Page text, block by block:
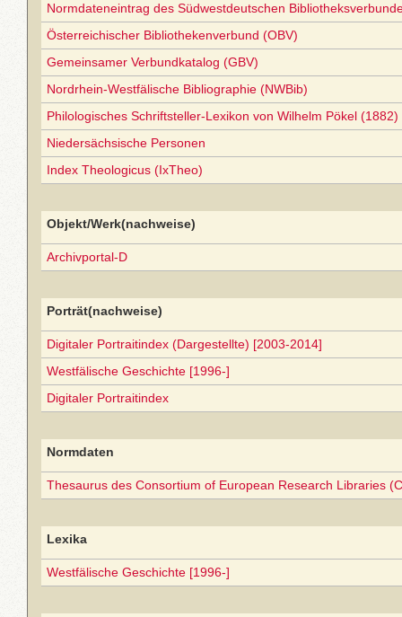
Normdateneintrag des Südwestdeutschen
Österreichischer Bibliothekenverbund (OBV)
Gemeinsamer Verbundkatalog (GBV)
Nordrhein-Westfälische Bibliographie (NWBib)
Philologisches Schriftsteller-Lexikon von Wilhelm Pökel (1882)
Niedersächsische Personen
Index Theologicus (IxTheo)
Objekt/Werk(nachweise)
Archivportal-D
Porträt(nachweise)
Digitaler Portraitindex (Dargestellte) [2003-2014]
Westfälische Geschichte [1996-]
Digitaler Portraitindex
Normdaten
Thesaurus des Consortium of European Research Libraries
Lexika
Westfälische Geschichte [1996-]